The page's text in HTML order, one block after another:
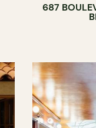
687